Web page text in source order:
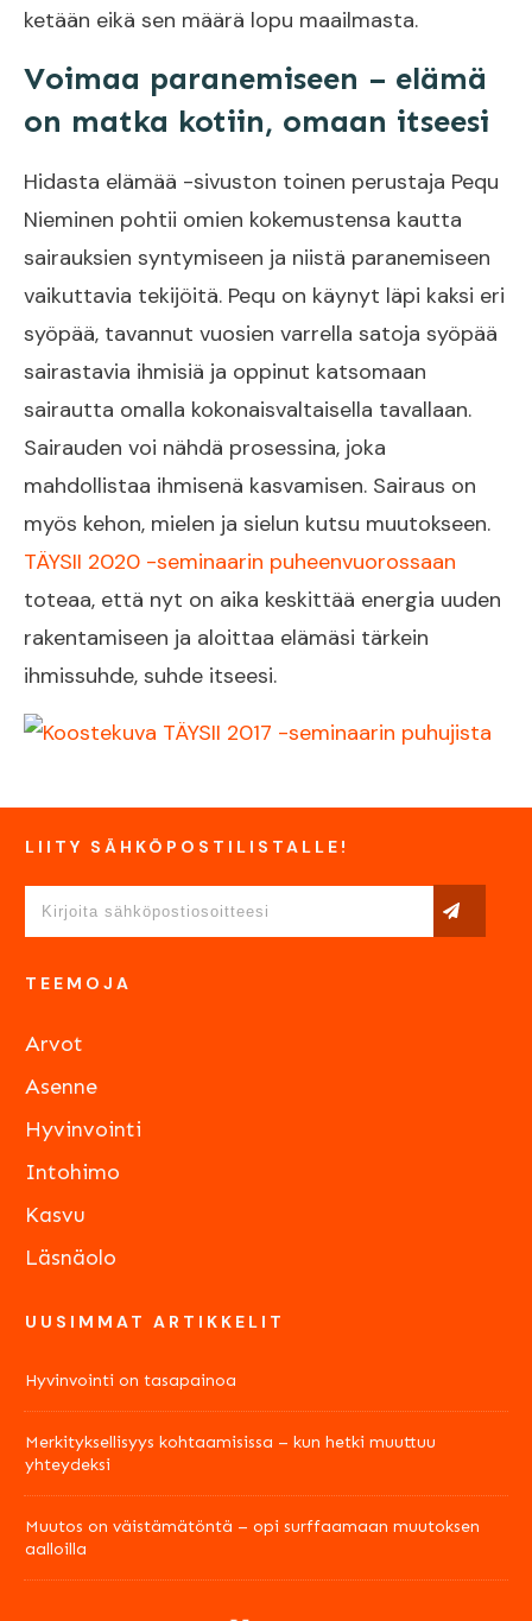
ketään eikä sen määrä lopu maailmasta.
Voimaa paranemiseen – elämä
on matka kotiin, omaan itseesi
Hidasta elämää -sivuston toinen perustaja Pequ
Nieminen pohtii omien kokemustensa kautta
sairauksien syntymiseen ja niistä paranemiseen
vaikuttavia tekijöitä. Pequ on käynyt läpi kaksi eri
syöpää, tavannut vuosien varrella satoja syöpää
sairastavia ihmisiä ja oppinut katsomaan
sairautta omalla kokonaisvaltaisella tavallaan.
Sairauden voi nähdä prosessina, joka
mahdollistaa ihmisenä kasvamisen. Sairaus on
myös kehon, mielen ja sielun kutsu muutokseen.
TÄYSII 2020 -seminaarin puheenvuorossaan
toteaa, että nyt on aika keskittää energia uuden
rakentamiseen ja aloittaa elämäsi tärkein
ihmissuhde, suhde itseesi.
UUSIMMAT ARTIKKELIT
Hyvinvointi on tasapainoa
Merkityksellisyys kohtaamisissa – kun hetki muuttuu
yhteydeksi
Muutos on väistämätöntä – opi surffaamaan muutoksen
aalloilla
TEEMOJA
Arvot
Asenne
Hyvinvointi
Intohimo
Kasvu
Läsnäolo
LIITY SÄHKÖPOSTILISTALLE!